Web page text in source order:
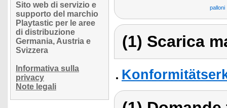
Sito web di servizio e
supporto del marchio
Playtastic per le aree
di distribuzione
Germania, Austria e
Svizzera
Informativa sulla
privacy
Note legali
palloni
(1) Scarica